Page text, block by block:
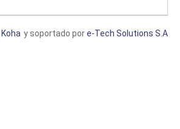
y soportado pore-Tech Solutions S.A
Koha